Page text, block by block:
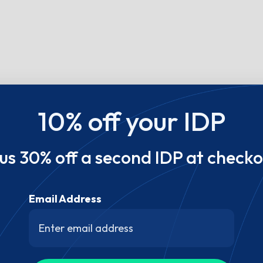
10% off your IDP
30% off a second IDP at
Email Address